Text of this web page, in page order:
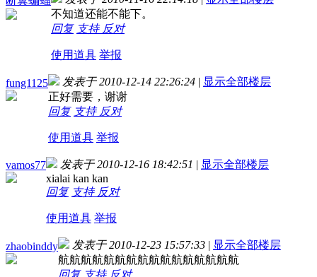
不知道还能不能下。
回复 支持 反对
使用道具 举报
fung1125 发表于 2010-12-14 22:26:24 | 显示全部楼层
正好需要，谢谢
回复 支持 反对
使用道具 举报
vamos77 发表于 2010-12-16 18:42:51 | 显示全部楼层
xialai kan kan
回复 支持 反对
使用道具 举报
zhaobinddy 发表于 2010-12-23 15:57:33 | 显示全部楼层
航航航航航航航航航航航航航航航航
回复 支持 反对